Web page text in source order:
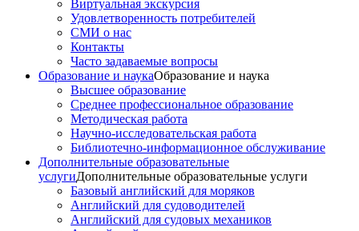
Виртуальная экскурсия
Удовлетворенность потребителей
СМИ о нас
Контакты
Часто задаваемые вопросы
Образование и наукаОбразование и наука
Высшее образование
Среднее профессиональное образование
Методическая работа
Научно-исследовательская работа
Библиотечно-информационное обслуживание
Дополнительные образовательные
услугиДополнительные образовательные услуги
Базовый английский для моряков
Английский для судоводителей
Английский для судовых механиков